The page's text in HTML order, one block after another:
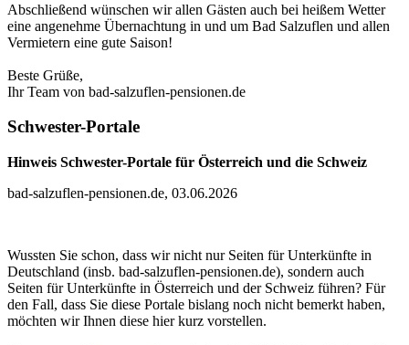
Abschließend wünschen wir allen Gästen auch bei heißem Wetter
eine angenehme Übernachtung in und um Bad Salzuflen und allen
Vermietern eine gute Saison!
Beste Grüße,
Ihr Team von bad-salzuflen-pensionen.de
Schwester-Portale
Hinweis Schwester-Portale für Österreich und die Schweiz
bad-salzuflen-pensionen.de, 03.06.2026
Wussten Sie schon, dass wir nicht nur Seiten für Unterkünfte in
Deutschland (insb. bad-salzuflen-pensionen.de), sondern auch
Seiten für Unterkünfte in Österreich und der Schweiz führen? Für
den Fall, dass Sie diese Portale bislang noch nicht bemerkt haben,
möchten wir Ihnen diese hier kurz vorstellen.